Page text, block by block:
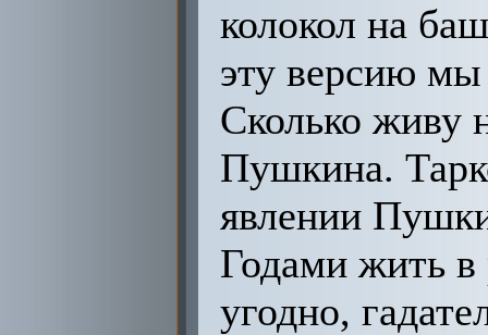
колокол на
эту версию мы
Сколько живу
Пушкина.
явлении
Годами жить
угодно,